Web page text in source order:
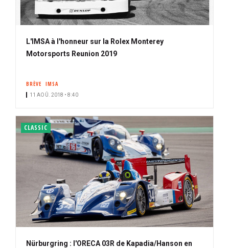
L'IMSA à l'honneur sur la Rolex Monterey
Motorsports Reunion 2019
BRÈVE IMSA
11 AOÛ. 2018 • 8:40
CLASSIC
Nürburgring : l'ORECA 03R de Kapadia/Hanson en